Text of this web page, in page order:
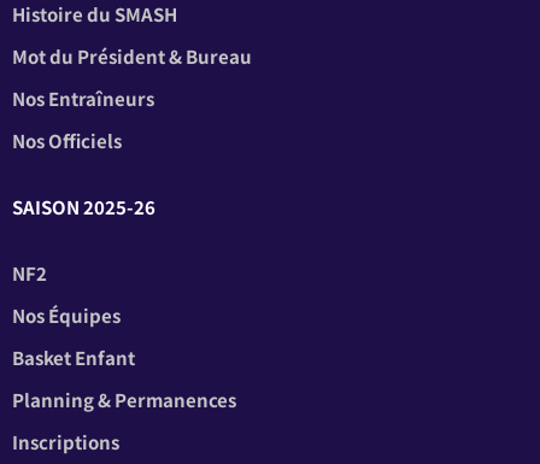
Histoire du SMASH
Mot du Président & Bureau
Nos Entraîneurs
Nos Officiels
SAISON 2025-26
NF2
Nos Équipes
Basket Enfant
Planning & Permanences
Inscriptions